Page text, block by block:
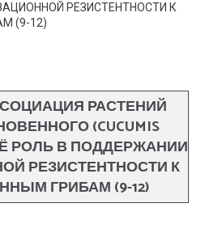
РЕЗИСТЕНТНОСТИ К
(9-12)
РАСТЕНИЙ
(CUCUMIS
ЕЁ РОЛЬ В ПОДДЕРЖАНИИ
РЕЗИСТЕНТНОСТИ К
ГРИБАМ (9-12)